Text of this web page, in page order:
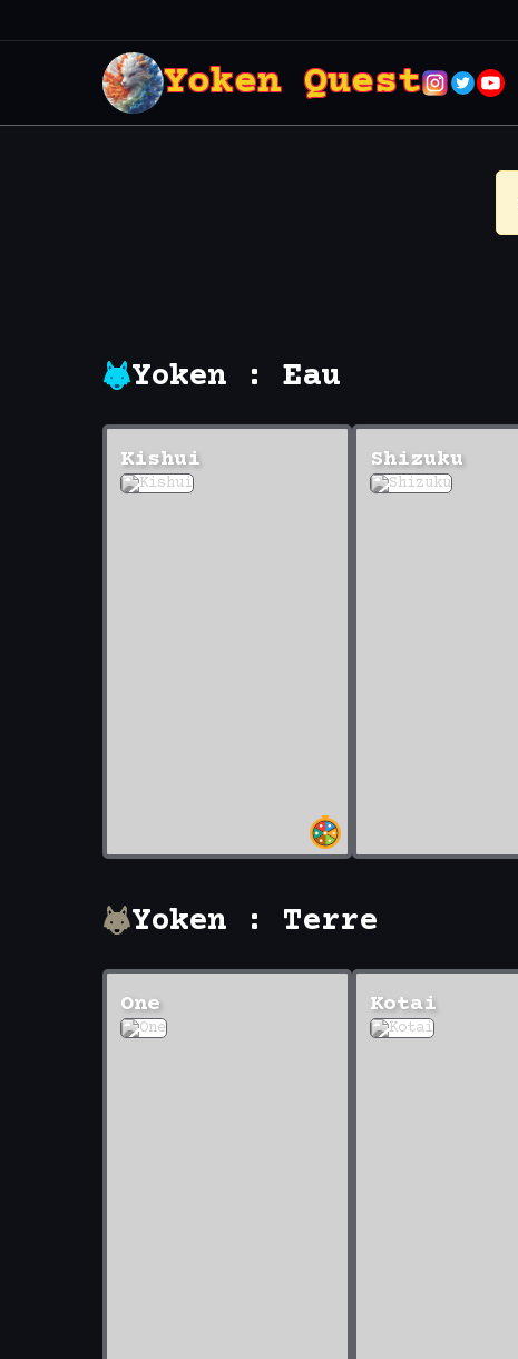
Yoken Quest
Yoken : Eau
Kishui Shizuku
Yoken : Terre
One Kotai